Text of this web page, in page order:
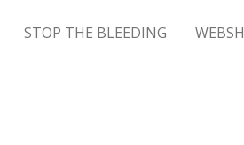
STOP THE BLEEDING